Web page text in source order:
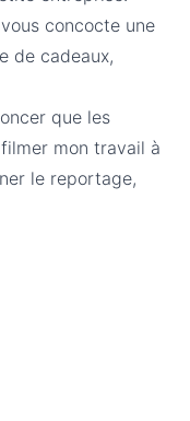
concocte une
de cadeaux,
que les
mon travail à
le reportage,